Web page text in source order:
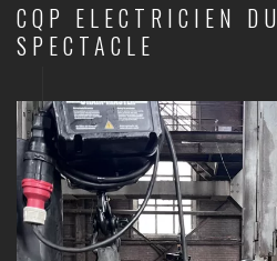
CQP ELECTRICIEN DU
SPECTACLE